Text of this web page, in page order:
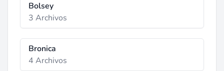
Bolsey
3 Archivos
Bronica
4 Archivos